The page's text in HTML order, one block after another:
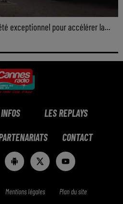
exceptionnel pour accélérer la...
LES REPLAYS
CONTACT
Mentions légales Plan du site